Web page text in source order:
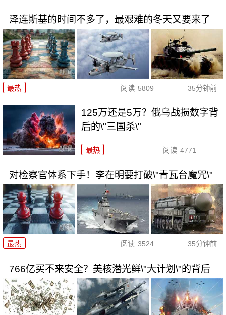
泽连斯基的时间不多了，最艰难的冬天又要来了
最热 阅读 5809 35分钟前
125万还是5万？俄乌战损数字背
后的\"三国杀\"
最热 阅读 4771
对检察官体系下手！李在明要打破\"青瓦台魔咒\"
最热 阅读 3524 35分钟前
766亿买不来安全？美核潜光鲜\"大计划\"的背后